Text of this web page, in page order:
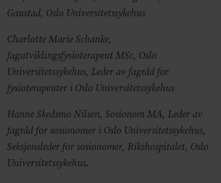
Gaustad, Oslo Universitetssykehus
Charlotte Marie Schanke,
fagutviklingsfysioterapeut MSc, Oslo
Universitetssykehus, Leder av fagråd for
fysioterapeuter i Oslo Universitetssykehus
Hanne Skedsmo Nilsen, Sosionom MA, Leder av
fagråd for sosionomer i Oslo Universitetssykehus,
Seksjonsleder for sosionomer, Rikshospitalet, Oslo
Universitetssykehus.